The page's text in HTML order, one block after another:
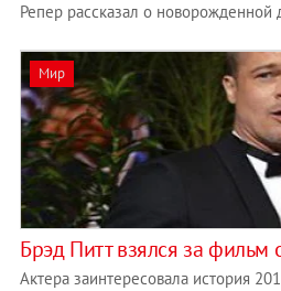
Репер рассказал о новорожденной
Мир
Брэд Питт взялся за фильм
Актера заинтересовала история